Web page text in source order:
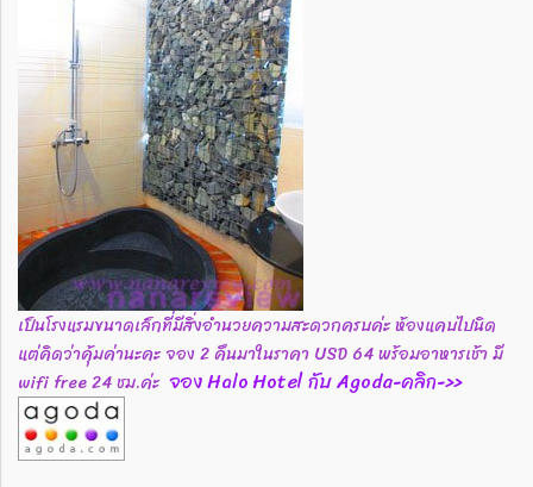
เป็นโรงแรมขนาดเล็กที่มีสิ่งอำนวยความสะดวกครบค่ะ ห้องแคบไปนิด
แต่คิดว่าคุ้มค่านะคะ จอง 2 คืนมาในราคา USD 64 พร้อมอาหารเช้า มี
wifi free 24 ชม.ค่ะ จอง Halo Hotel กับ Agoda-คลิก->>